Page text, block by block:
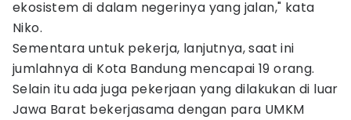
ekosistem di dalam negerinya yang jalan," kata
Niko.
Sementara untuk pekerja, lanjutnya, saat ini
jumlahnya di Kota Bandung mencapai 19 orang.
Selain itu ada juga pekerjaan yang dilakukan di luar
Jawa Barat bekerjasama dengan para UMKM